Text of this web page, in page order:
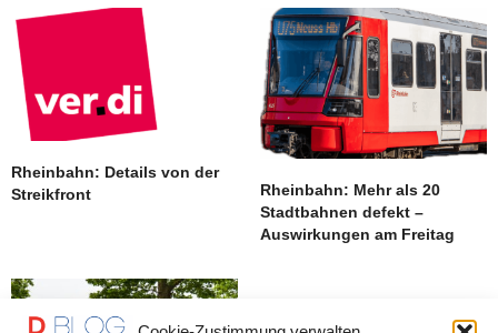
Rheinbahn: Details von der
Streikfront
Rheinbahn: Mehr als 20
Stadtbahnen defekt –
Auswirkungen am Freitag